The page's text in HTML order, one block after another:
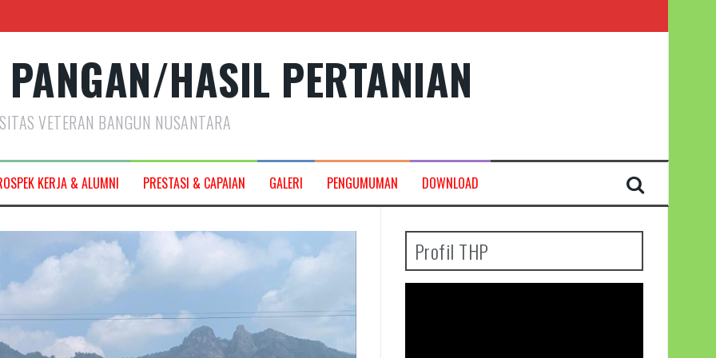
HASIL PERTANIAN
VETERAN BANGUN NUSANTARA
KERJA & ALUMNI PRESTASI & CAPAIAN GALERI PENGUMUMAN DOWNLOAD
Profil THP